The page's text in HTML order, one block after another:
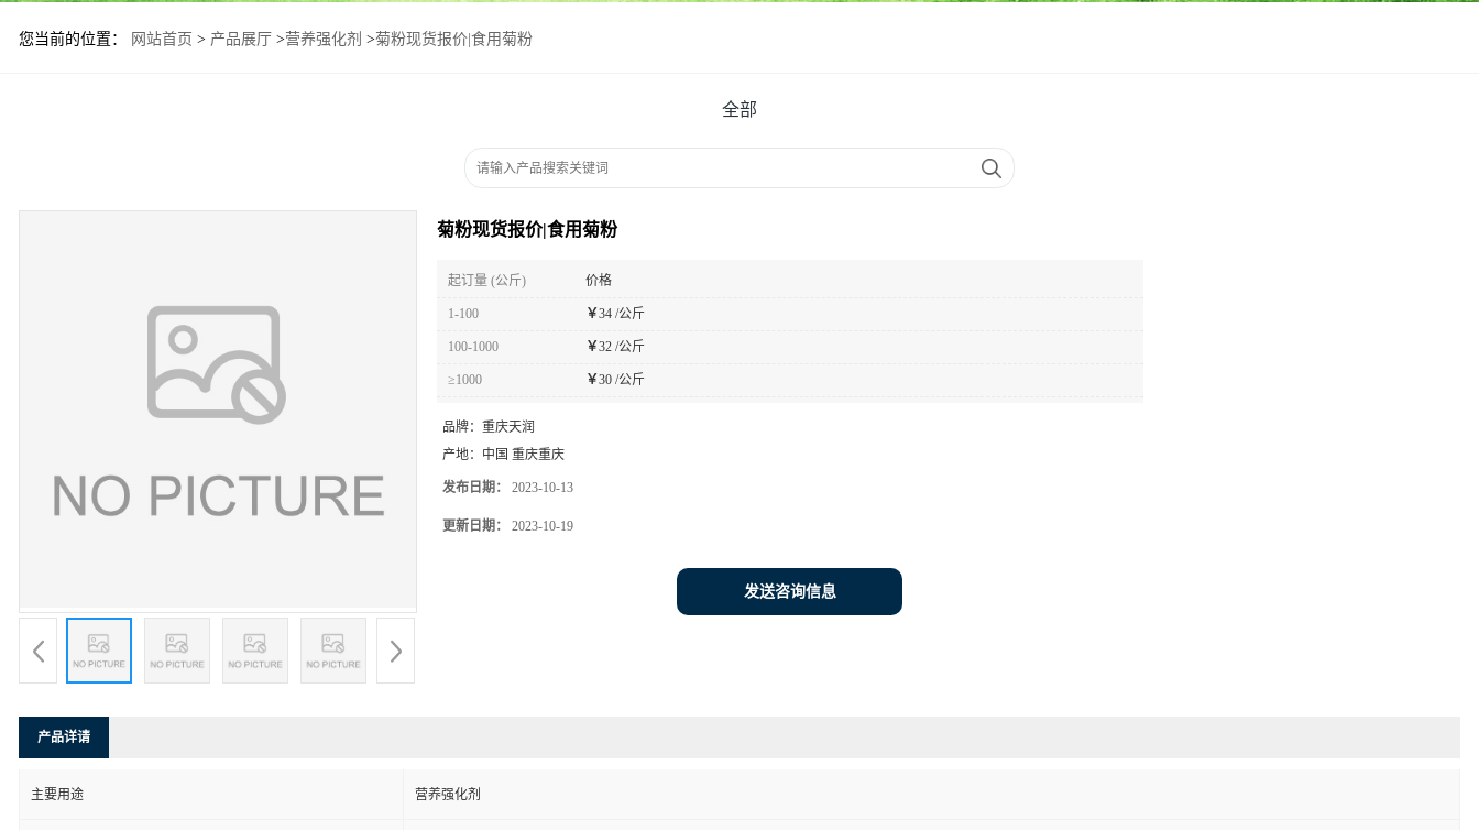
您当前的位置： 网站首页 > 产品展厅 >营养强化剂 >菊粉现货报价|食用菊粉
全部
菊粉现货报价|食用菊粉
起订量 (公斤) 价格
1-100 ￥34 /公斤
100-1000 ￥32 /公斤
≥1000 ￥30 /公斤
品牌： 重庆天润
产地： 中国 重庆重庆
发布日期： 2023-10-13
更新日期： 2023-10-19
发送咨询信息
产品详请
主要用途 营养强化剂